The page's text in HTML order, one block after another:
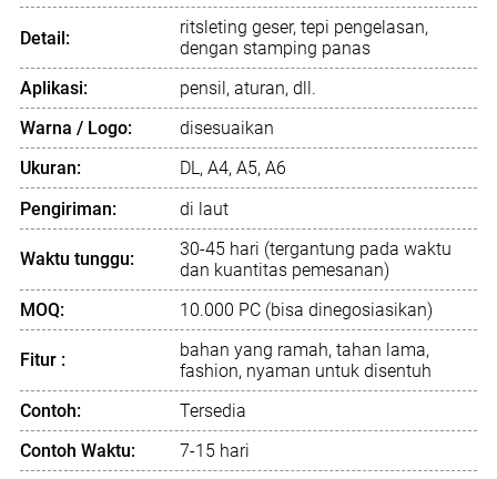
Detail:
ritsleting geser, tepi pengelasan,
dengan stamping panas
Aplikasi:
pensil, aturan, dll.
Warna / Logo:
disesuaikan
Ukuran:
DL, A4, A5, A6
Pengiriman:
di laut
Waktu tunggu:
30-45 hari (tergantung pada waktu
dan kuantitas pemesanan)
MOQ:
10.000 PC (bisa dinegosiasikan)
Fitur :
bahan yang ramah, tahan lama,
fashion, nyaman untuk disentuh
Contoh:
Tersedia
Contoh Waktu:
7-15 hari